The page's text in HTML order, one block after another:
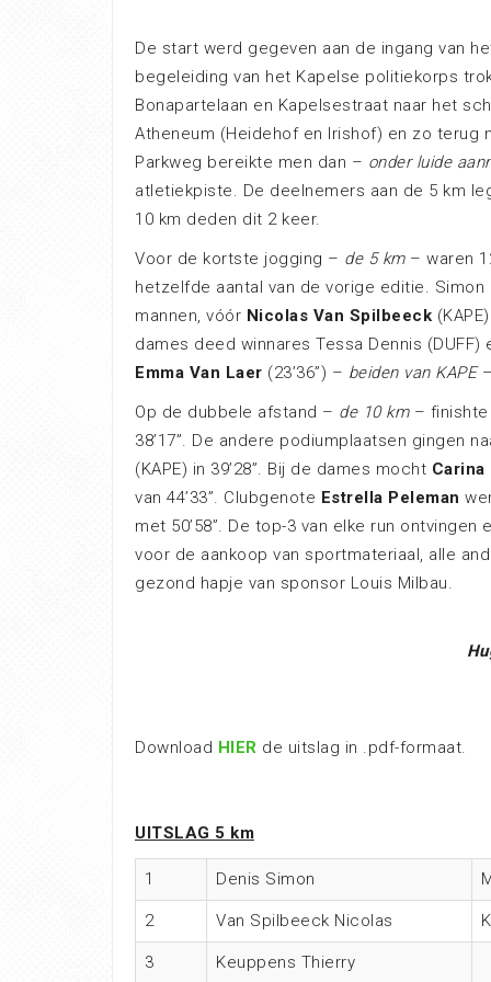
De start werd gegeven aan de ingang van
begeleiding van het Kapelse politiekorps
Bonapartelaan en Kapelsestraat naar het
Atheneum (Heidehof en Irishof) en zo terug
Parkweg bereikte men dan – onder luide
atletiekpiste. De deelnemers aan de 5 km
10 km deden dit 2 keer.
Voor de kortste jogging – de 5 km – waren
hetzelfde aantal van de vorige editie. Simon
mannen, vóór Nicolas Van Spilbeeck
dames deed winnares Tessa Dennis (DUFF)
Emma Van Laer (23’36”) – beiden van KAPE–
Op de dubbele afstand – de 10 km –
38’17”. De andere podiumplaatsen gingen
(KAPE) in 39’28”. Bij de dames mocht
van 44’33”. Clubgenote Estrella Peleman
met 50’58”. De top-3 van elke run
voor de aankoop van sportmateriaal, alle
gezond hapje van sponsor Louis Milbau.
H
Download HIER de uitslag in .pdf-formaat.
UITSLAG 5 km
1 Denis Simon
2 Van Spilbeeck Nicolas
3 Keuppens Thierry